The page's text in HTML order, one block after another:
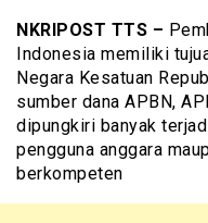
NKRIPOST TTS –
Indonesia memiliki
Negara Kesatuan
sumber dana APBN,
dipungkiri banyak
pengguna anggara
berkompeten